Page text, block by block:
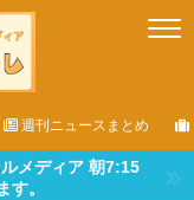
週刊ニュースまとめ
メディア 朝7:15
す。